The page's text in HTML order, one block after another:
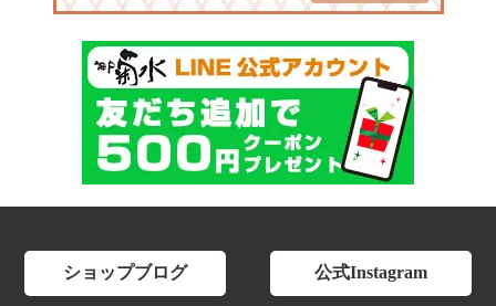
ショップブログ 公式Instagram